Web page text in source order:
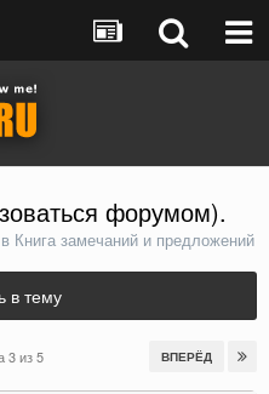
форумом).
в Книга замечаний и предложений
в тему
ВПЕРЁД
3 из 5